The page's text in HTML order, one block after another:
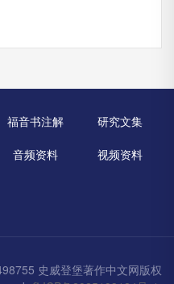
福音书注解 研究文集
音频资料 视频资料
史威登堡著作中文网版权